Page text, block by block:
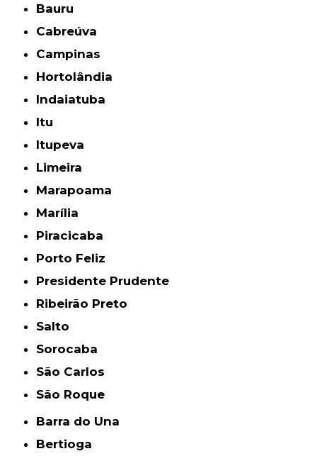
Bauru
Cabreúva
Campinas
Hortolândia
Indaiatuba
Itu
Itupeva
Limeira
Marapoama
Marília
Piracicaba
Porto Feliz
Presidente Prudente
Ribeirão Preto
Salto
Sorocaba
São Carlos
São Roque
Barra do Una
Bertioga